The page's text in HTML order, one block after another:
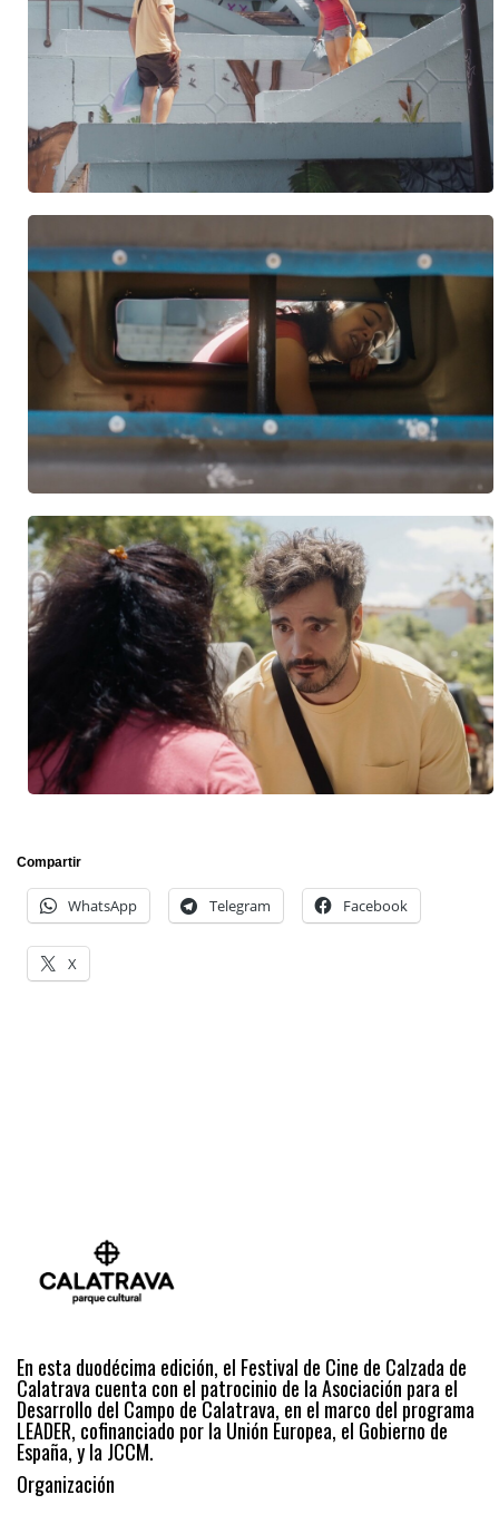
Compartir
WhatsApp Telegram Facebook
X
En esta duodécima edición, el Festival de Cine de Calzada de
Calatrava cuenta con el patrocinio de la Asociación para el
Desarrollo del Campo de Calatrava, en el marco del programa
LEADER, cofinanciado por la Unión Europea, el Gobierno de
España, y la JCCM.
Organización